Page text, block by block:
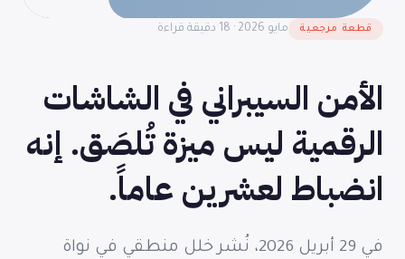
قطعة مرجعية مايو 2026 · 18 دقيقة قراءة
الأمن السيبراني في الشاشات
الرقمية ليس ميزة تُلصَق. إنه
انضباط لعشرين عاماً.
في 29 أبريل 2026، نُشر خلل منطقي في نواة